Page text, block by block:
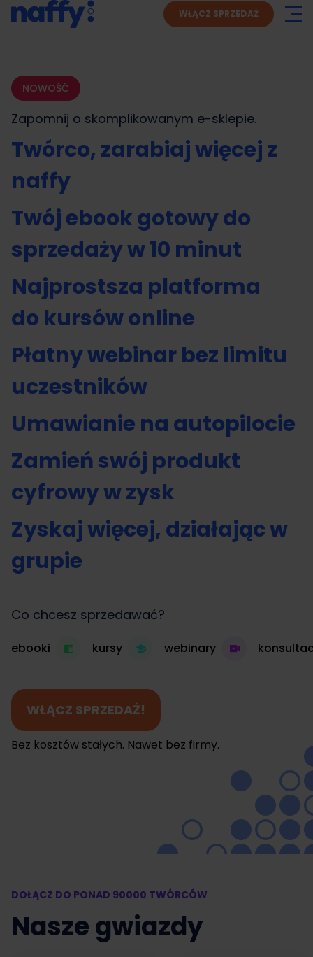
WŁĄCZ SPRZEDAŻ
NOWOŚĆ
Zapomnij o skomplikowanym e-sklepie.
Twórco, zarabiaj więcej z
naffy
Twój ebook gotowy do
sprzedaży w 10 minut
Najprostsza platforma
do kursów online
Płatny webinar bez limitu
uczestników
Umawianie na autopilocie
Zamień swój produkt
cyfrowy w zysk
Zyskaj więcej, działając w
grupie
Co chcesz sprzedawać?
ebooki kursy webinary
WŁĄCZ SPRZEDAŻ!
Bez kosztów stałych. Nawet bez firmy.
DOŁĄCZ DO PONAD 90000 TWÓRCÓW
Nasze gwiazdy